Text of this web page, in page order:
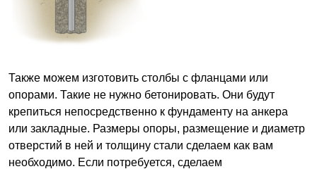
Также можем изготовить столбы с фланцами или
опорами. Такие не нужно бетонировать. Они будут
крепиться непосредственно к фундаменту на анкера
или закладные. Размеры опоры, размещение и диаметр
отверстий в ней и толщину стали сделаем как вам
необходимо. Если потребуется, сделаем